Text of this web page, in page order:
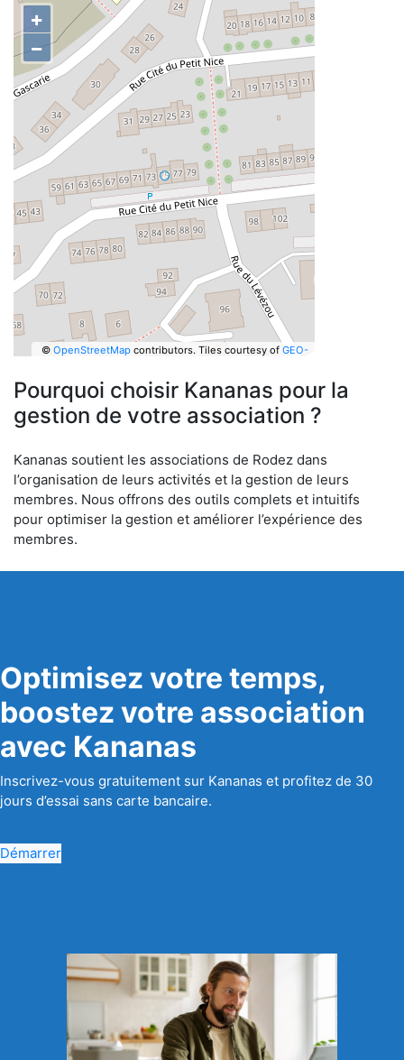
+
−
© OpenStreetMapcontributors. Tiles courtesy of GEO-
Pourquoi choisir Kananas pour la
gestion de votre association ?
Kananas soutient les associations de Rodez dans
l’organisation de leurs activités et la gestion de leurs
membres. Nous offrons des outils complets et intuitifs
pour optimiser la gestion et améliorer l’expérience des
membres.
Optimisez votre temps,
boostez votre association
avec Kananas
Inscrivez-vous gratuitement sur Kananas et profitez de 30
jours d’essai sans carte bancaire.
Démarrer